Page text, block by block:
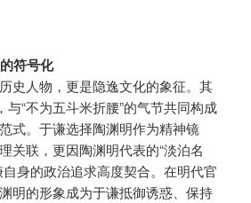
符号化
史人物，更是隐逸文化的象征。其
与“不为五斗米折腰”的气节共同构成
式。于谦选择陶渊明作为精神镜
关联，更因陶渊明代表的“淡泊名
身的政治追求高度契合。在明代官
明的形象成为于谦抵御诱惑、保持